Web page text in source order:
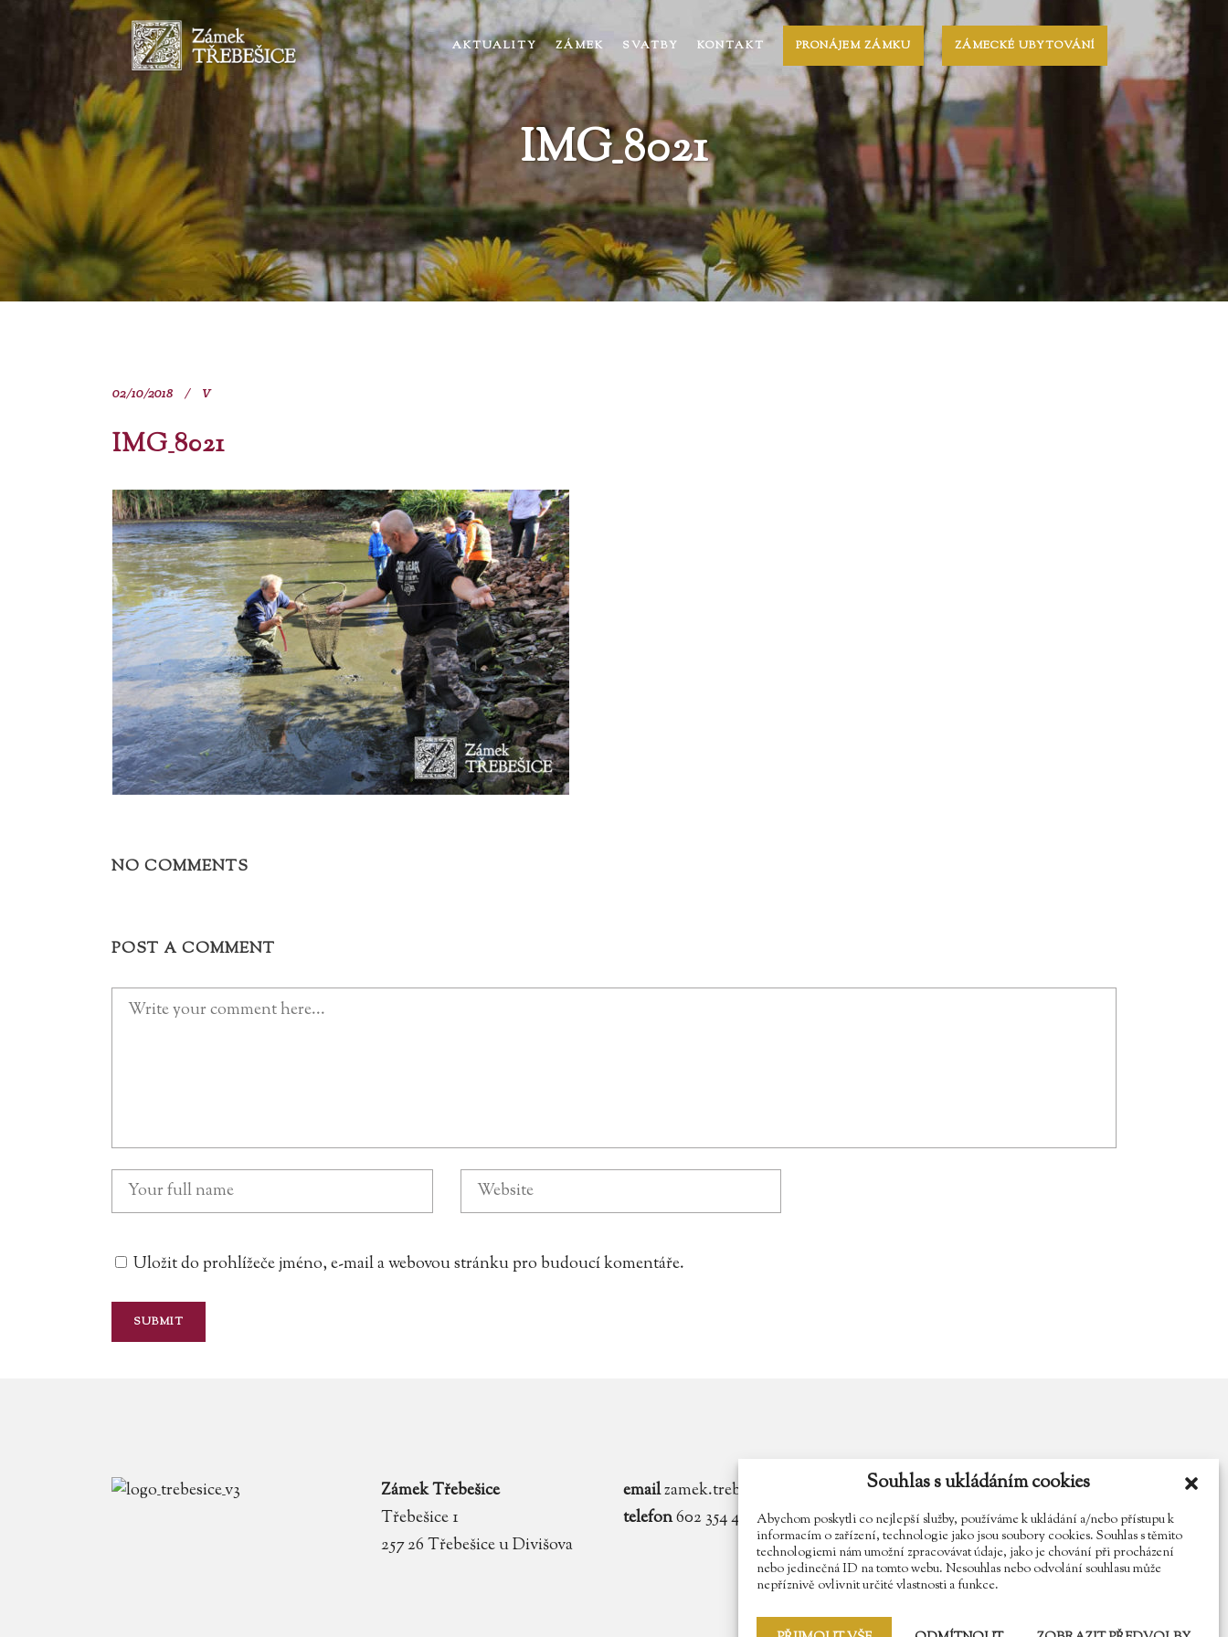
Souhlas s ukládáním cookies
Abychom poskytli co nejlepší služby, používáme k ukládání a/nebo přístupu k
informacím o zařízení, technologie jako jsou soubory cookies. Souhlas s těmito
technologiemi nám umožní zpracovávat údaje, jako je chování při procházení
nebo jedinečná ID na tomto webu. Nesouhlas nebo odvolání souhlasu může
nepříznivě ovlivnit určité vlastnosti a funkce.
AKTUALITY ZÁMEK SVATBY KONTAKT PRONÁJEM ZÁMKU ZÁMECKÉ UBYTOVÁNÍ
IMG_8021
02/10/2018 V
IMG_8021
NO COMMENTS
POST A COMMENT
Uložit do prohlížeče jméno, e-mail a webovou stránku pro budoucí komentáře.
Zámek Třebešice
Třebešice 1
257 26 Třebešice u Divišova
emailzamek.trebesice@volny.cz
telefon602 354 467
Najdete nás na Facebooku
Sledujte náš Instagram